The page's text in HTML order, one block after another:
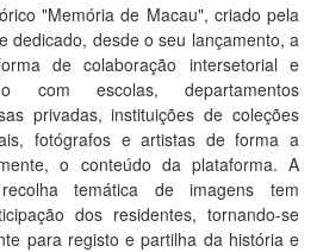
"Memória de Macau", criado pela
dedicado, desde o seu lançamento, a
de colaboração intersetorial e
com escolas, departamentos
privadas, instituições de coleções
fotógrafos e artistas de forma a
o conteúdo da plataforma. A
temática de imagens tem
dos residentes, tornando-se
para registo e partilha da história e